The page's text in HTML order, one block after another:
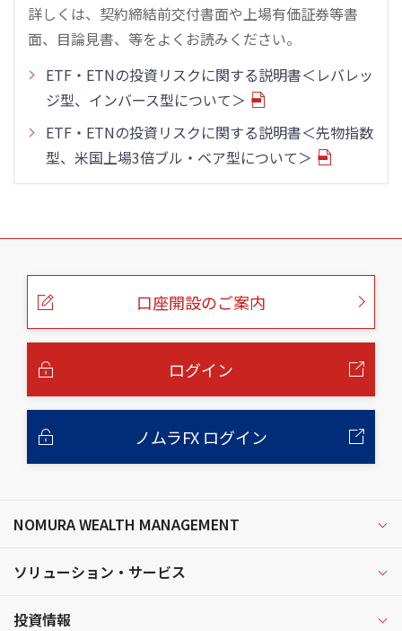
詳しくは、契約締結前交付書面や上場有価証券等書
面、目論見書、等をよくお読みください。
ETF・ETNの投資リスクに関する説明書＜レバレッ
ジ型、インバース型について＞
ETF・ETNの投資リスクに関する説明書＜先物指数
型、米国上場3倍ブル・ベア型について＞
こ
口座開設のご案内
ログイン
ノムラFX ログイン
NOMURA WEALTH MANAGEMENT
ソリューション・サービス
投資情報